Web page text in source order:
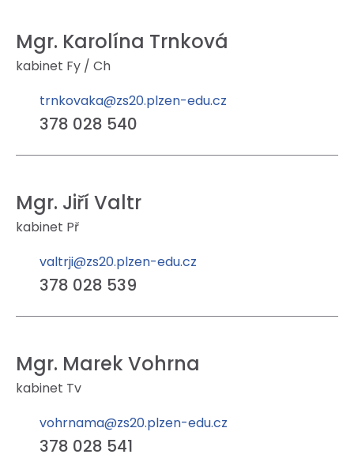
Mgr. Karolína Trnková
kabinet Fy / Ch
trnkovaka@zs20.plzen-edu.cz
378 028 540
Mgr. Jiří Valtr
kabinet Př
valtrji@zs20.plzen-edu.cz
378 028 539
Mgr. Marek Vohrna
kabinet Tv
vohrnama@zs20.plzen-edu.cz
378 028 541